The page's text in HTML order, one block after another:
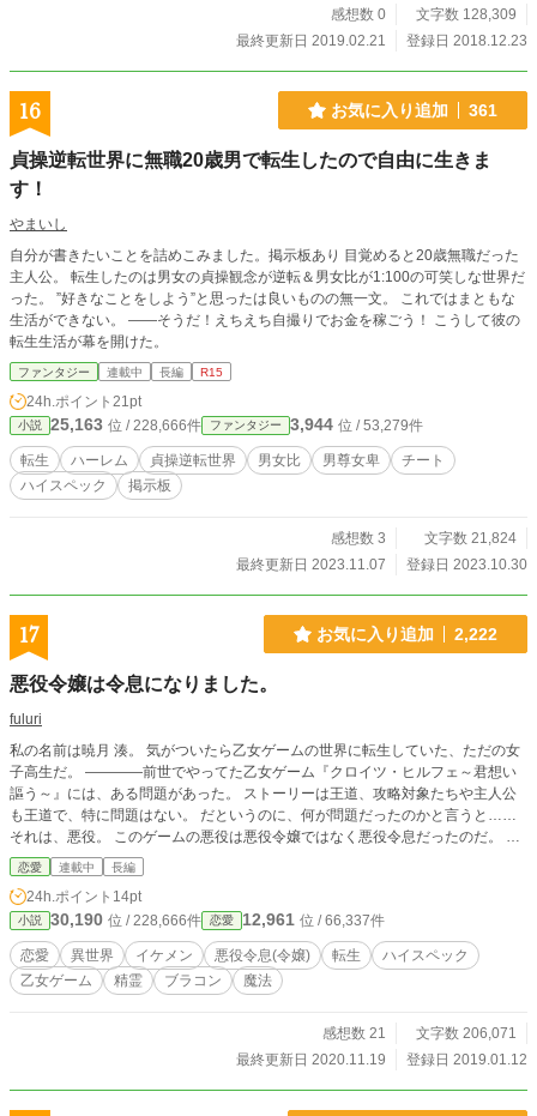
感想数 0
文字数 128,309
最終更新日 2019.02.21
登録日 2018.12.23
16 お気に入り追加 361
貞操逆転世界に無職20歳男で転生したので自由に生きま
す！
やまいし
自分が書きたいことを詰めこみました。掲示板あり 目覚めると20歳無職だった
主人公。 転生したのは男女の貞操観念が逆転＆男女比が1:100の可笑しな世界だ
った。 ”好きなことをしよう”と思ったは良いものの無一文。 これではまともな
生活ができない。 ――そうだ！えちえち自撮りでお金を稼ごう！ こうして彼の
転生生活が幕を開けた。
ファンタジー 連載中 長編 R15
24h.ポイント 21pt
小説 25,163 位 / 228,666件 ファンタジー 3,944 位 / 53,279件
転生 ハーレム 貞操逆転世界 男女比 男尊女卑
チート
ハイスペック
掲示板
感想数 3
文字数 21,824
最終更新日 2023.11.07
登録日 2023.10.30
17 お気に入り追加 2,222
悪役令嬢は令息になりました。
fuluri
私の名前は暁月 湊。 気がついたら乙女ゲームの世界に転生していた、ただの女
子高生だ。 ————前世でやってた乙女ゲーム『クロイツ・ヒルフェ～君想い
謳う～』には、ある問題があった。 ストーリーは王道、攻略対象たちや主人公
も王道で、特に問題はない。 だというのに、何が問題だったのかと言うと……
それは、悪役。 このゲームの悪役は悪役令嬢ではなく悪役令息だったのだ。 ま
ぁ、それ自体は別にたまにあることだし、特に問題ではない。 問題なのは、何
故悪役が攻略対象に並ぶ……いや、むしろ追い越すほどのスペックなのか、とい
うこと。 悪役であるのにも関わらず、攻略対象と並んでも全く違和感がない
凛々しい美形であり、それに加えて性格も優しく公平で、身分は高いのに傲ると
ころもなく、能力も高く、他の者から慕われる完璧な人物。 …そんな人物が、
悪役。 繰り返す。 …悪役、なのだ。 どうしてこんな美味しいキャラ設定を悪役
に持ってきたのかと、ネットでは大炎上だった。 …私も、運営に一言だけ言い
思えば攻略できないのも当然だと思う。 なんせ、『悪役令息』は─── ───『悪
恋愛 連載中 長編
24h.ポイント 14pt
小説 30,190 位 / 228,666件 恋愛 12,961 位 / 66,337件
恋愛 異世界 イケメン 悪役令息(令嬢) 転生
ハイスペック
乙女ゲーム
精霊 ブラコン 魔法
感想数 21
文字数 206,071
最終更新日 2020.11.19
登録日 2019.01.12